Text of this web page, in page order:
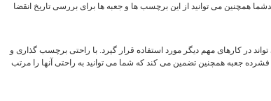
همچنین می توانید از این برچسب ها و جعبه ها برای بررسی تاریخ انقضا
می تواند در کارهای مهم دیگر مورد استفاده قرار گیرد. با راحتی برچسب گذاری و
جعبه همچنین تضمین می کند که شما می توانید به راحتی آنها را مرتب